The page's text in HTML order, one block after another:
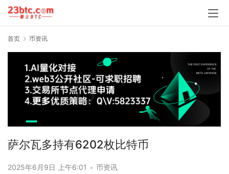
首页 币资讯
萨尔瓦多持有6202枚比特币
2025年6月9日 上午6:01 • 币资讯